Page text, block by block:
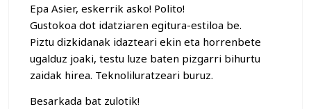
Epa Asier, eskerrik asko! Polito!
Gustokoa dot idatziaren egitura-estiloa be.
Piztu dizkidanak idazteari ekin eta horrenbete
ugalduz joaki, testu luze baten pizgarri bihurtu
zaidak hirea. Teknoliluratzeari buruz.
Besarkada bat zulotik!